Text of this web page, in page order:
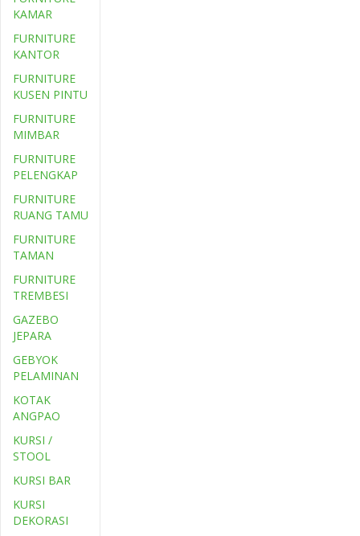
KAMAR
FURNITURE
KANTOR
FURNITURE
KUSEN PINTU
FURNITURE
MIMBAR
FURNITURE
PELENGKAP
FURNITURE
RUANG TAMU
FURNITURE
TAMAN
FURNITURE
TREMBESI
GAZEBO
JEPARA
GEBYOK
PELAMINAN
KOTAK
ANGPAO
KURSI /
STOOL
KURSI BAR
KURSI
DEKORASI